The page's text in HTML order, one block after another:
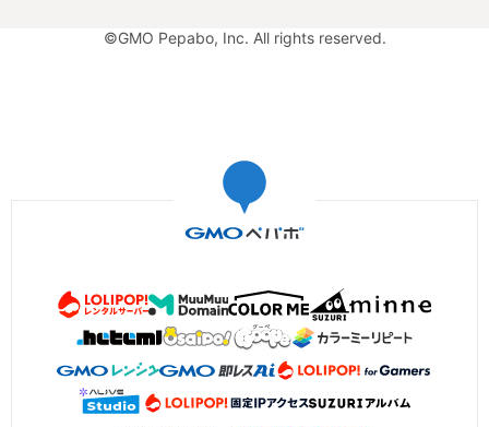
©GMO Pepabo, Inc. All rights reserved.